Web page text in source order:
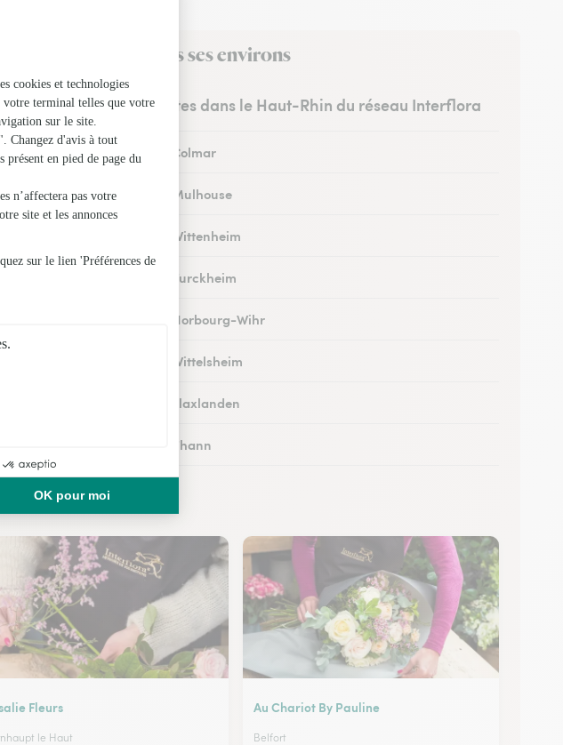
et dans ses environs
Les fleuristes dans le Haut-Rhin du réseau Interflora
Fleuristes à Colmar
Fleuristes à Mulhouse
Fleuristes à Wittenheim
Fleuristes à Turckheim
Fleuristes à Horbourg-Wihr
Fleuristes à Wittelsheim
Fleuristes à Flaxlanden
Fleuristes à Thann
Niederbruck
Fleurs
le Haut
Au Chariot By Pauline
Belfort